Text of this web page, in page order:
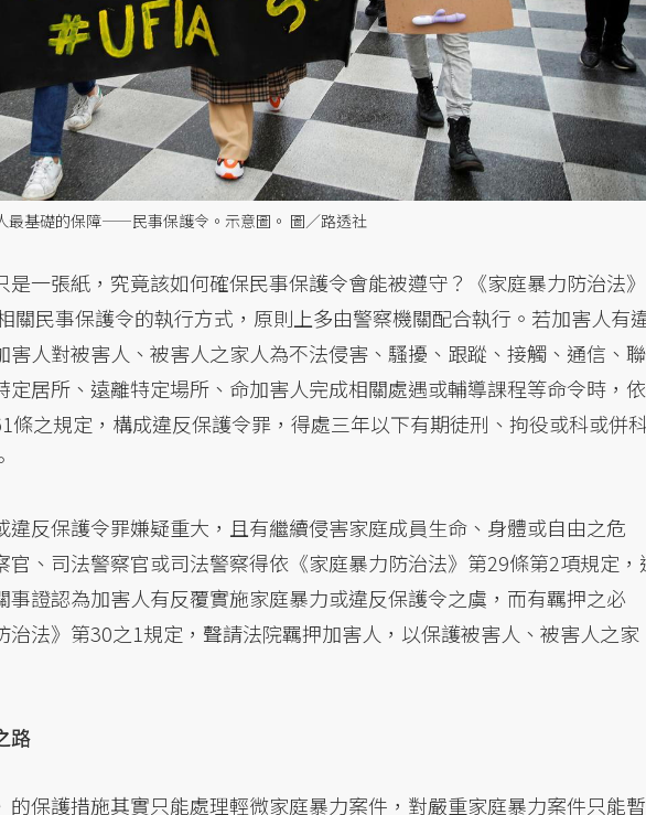
最基礎的保障——民事保護令。示意圖。 圖／路透社
一張紙，究竟該如何確保民事保護令會能被遵守？《家庭暴力防治法》
關民事保護令的執行方式，原則上多由警察機關配合執行。若加害人有
害人對被害人、被害人之家人為不法侵害、騷擾、跟蹤、接觸、通信、聯
定居所、遠離特定場所、命加害人完成相關處遇或輔導課程等命令時，依
條之規定，構成違反保護令罪，得處三年以下有期徒刑、拘役或科或併
違反保護令罪嫌疑重大，且有繼續侵害家庭成員生命、身體或自由之危
官、司法警察官或司法警察得依《家庭暴力防治法》第29條第2項規定，
事證認為加害人有反覆實施家庭暴力或違反保護令之虞，而有羈押之必
治法》第30之1規定，聲請法院羈押加害人，以保護被害人、被害人之家
路
的保護措施其實只能處理輕微家庭暴力案件，對嚴重家庭暴力案件只能暫